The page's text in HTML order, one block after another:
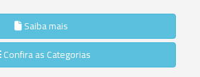
Saiba mais
Confira as Categorias